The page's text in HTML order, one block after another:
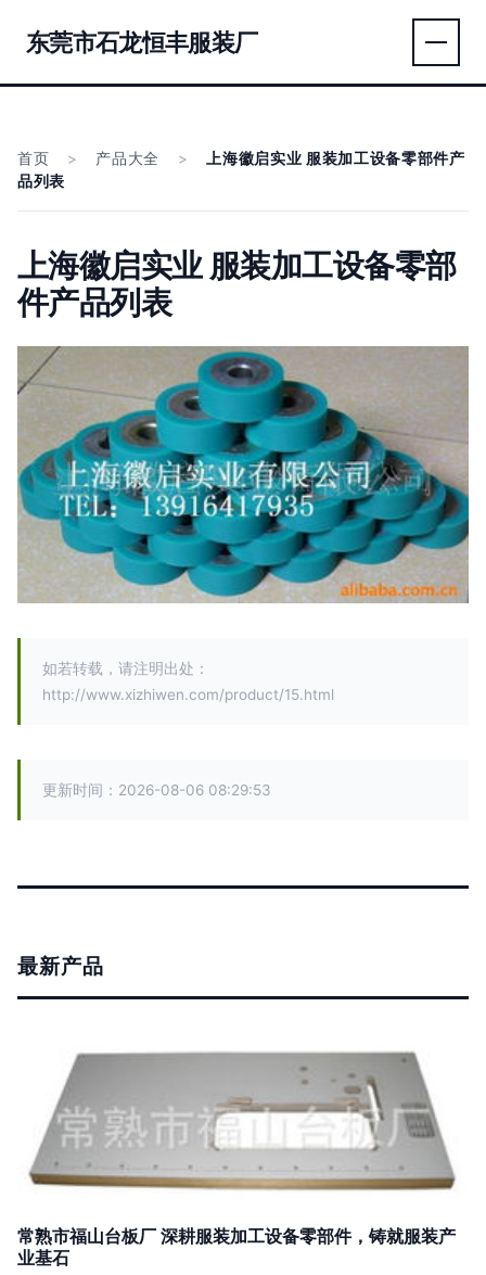
东莞市石龙恒丰服装厂
首页 > 产品大全 >
上海徽启实业 服装加工设备零部件产
品列表
上海徽启实业 服装加工设备零部
件产品列表
如若转载，请注明出处：
http://www.xizhiwen.com/product/15.html
更新时间：2026-08-06 08:29:53
最新产品
常熟市福山台板厂 深耕服装加工设备零部件，铸就服装产
业基石